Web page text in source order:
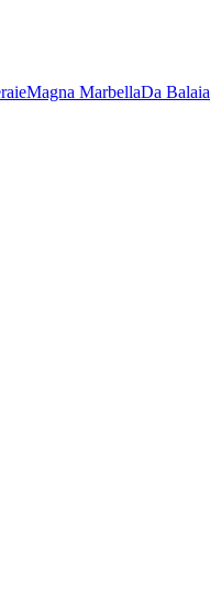
Magna MarbellaDa Balaia